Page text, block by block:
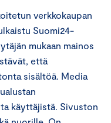
verkkokaupan
Suomi24-
mukaan mainos
että
sisältöä. Media
käyttäjistä. Sivuston